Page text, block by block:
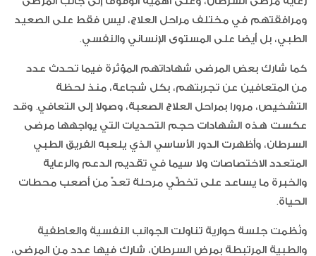
ومرافقتهم في مختلف مراحل العلاج، ليس فقط على الصعيد
الطبي، بل أيضا على المستوى الإنساني والنفسي.
كما شارك بعض المرضى شهاداتهم المؤثرة فيما تحدث عدد
من المتعافين عن تجربتهم، بكل شجاعة، منذ لحظة
التشخيص، مرورا بمراحل العلاج الصعبة، وصولا إلى التعافي. وقد
عكست هذه الشهادات حجم التحديات التي يواجهها مرضى
السرطان، وأظهرت الدور الأساسي الذي يلعبه الفريق الطبي
المتعدد الاختصاصات ولا سيما في تقديم الدعم والرعاية
والخبرة ما يساعد على تخطّي مرحلة تعدّ من أصعب محطات
الحياة.
ونُظمت جلسة حوارية تناولت الجوانب النفسية والعاطفية
والطبية المرتبطة بمرض السرطان، شارك فيها عدد من المرضى،